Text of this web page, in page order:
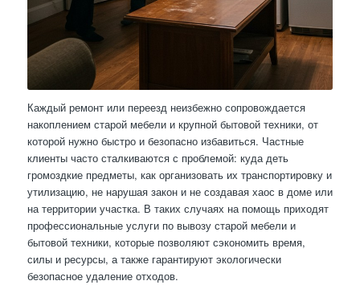
Каждый ремонт или переезд неизбежно сопровождается
накоплением старой мебели и крупной бытовой техники, от
которой нужно быстро и безопасно избавиться. Частные
клиенты часто сталкиваются с проблемой: куда деть
громоздкие предметы, как организовать их транспортировку и
утилизацию, не нарушая закон и не создавая хаос в доме или
на территории участка. В таких случаях на помощь приходят
профессиональные услуги по вывозу старой мебели и
бытовой техники, которые позволяют сэкономить время,
силы и ресурсы, а также гарантируют экологически
безопасное удаление отходов.